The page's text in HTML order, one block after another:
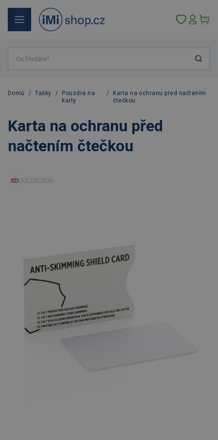
Domů / Tašky /
Pouzdra na
karty
/
Karta na ochranu před načtením
čtečkou
Karta na ochranu před
načtením čtečkou